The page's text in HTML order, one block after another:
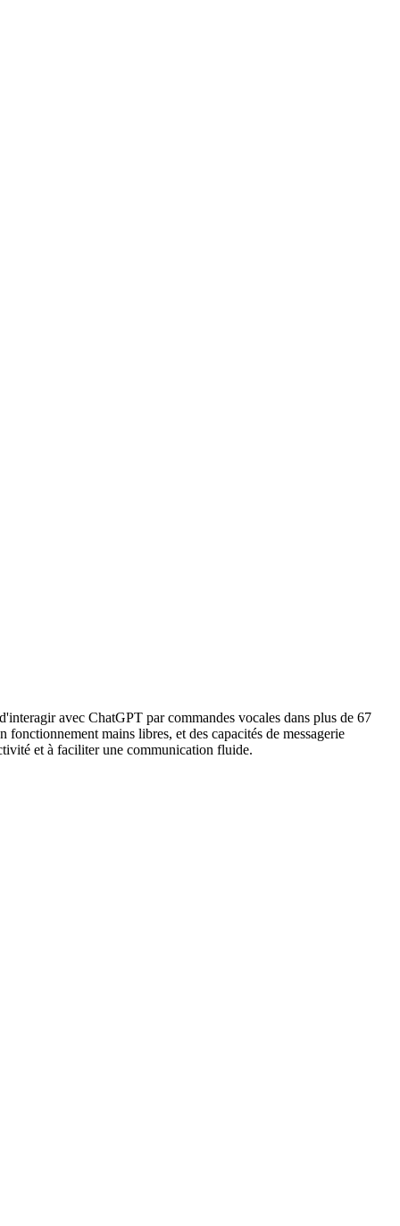
avec ChatGPT par commandes vocales dans plus de 67
mains libres, et des capacités de messagerie
et à faciliter une communication fluide.